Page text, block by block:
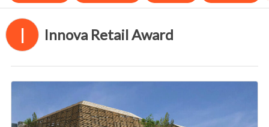
I Innova Retail Award